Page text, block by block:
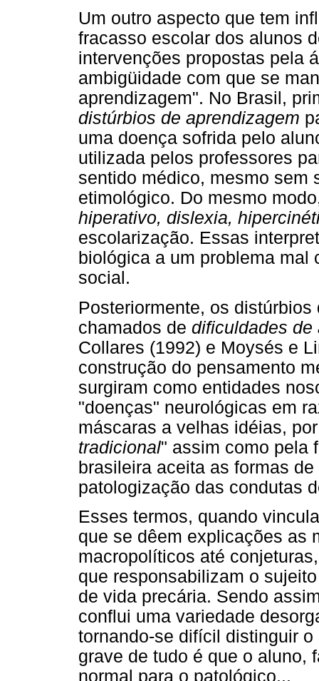
Um outro aspecto que tem
fracasso escolar dos alunos
intervenções propostas pela
ambigüidade com que se
aprendizagem". No Brasil,
distúrbios de aprendizagem
uma doença sofrida pelo
utilizada pelos professores
sentido médico, mesmo sem
etimológico. Do mesmo
hiperativo, dislexia,
escolarização. Essas
biológica a um problema mal
social.
Posteriormente, os
chamados de dificuldades de
Collares (1992) e Moysés e
construção do pensamento
surgiram como entidades
"doenças" neurológicas em
máscaras a velhas idéias,
tradicional" assim como pela
brasileira aceita as formas
patologização das condutas
Esses termos, quando
que se dêem explicações as
macropolíticos até
que responsabilizam o
de vida precária. Sendo
conflui uma variedade
tornando-se difícil distinguir
grave de tudo é que o aluno,
normal para o patológico...